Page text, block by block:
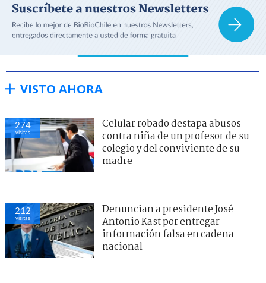
VISTO AHORA
274
visitas
Celular robado destapa abusos
contra niña de un profesor de su
colegio y del conviviente de su
madre
212
visitas
Denuncian a presidente José
Antonio Kast por entregar
información falsa en cadena
nacional